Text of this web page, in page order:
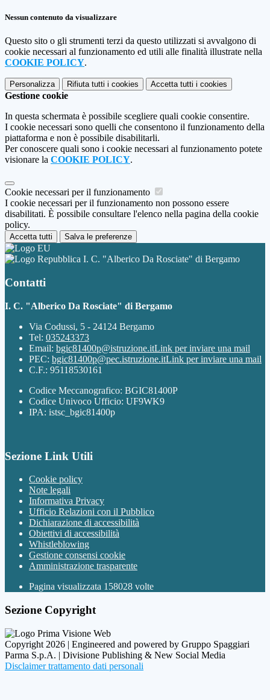
Nessun contenuto da visualizzare
Questo sito o gli strumenti terzi da questo utilizzati si avvalgono di
cookie necessari al funzionamento ed utili alle finalità illustrate nella
COOKIE POLICY.
Personalizza Rifiuta tutti i cookies Accetta tutti i cookies
Gestione cookie
In questa schermata è possibile scegliere quali cookie consentire.
I cookie necessari sono quelli che consentono il funzionamento della
piattaforma e non è possibile disabilitarli.
Per conoscere quali sono i cookie necessari al funzionamento potete
visionare la COOKIE POLICY.
Cookie necessari per il funzionamento
I cookie necessari per il funzionamento non possono essere
disabilitati. È possibile consultare l'elenco nella pagina della cookie
policy.
Accetta tutti Salva le preferenze
I. C. "Alberico Da Rosciate" di Bergamo
Contatti
I. C. "Alberico Da Rosciate" di Bergamo
Via Codussi, 5 - 24124 Bergamo
Tel: 035243373
Email: bgic81400p@istruzione.itLink per inviare una mail
PEC: bgic81400p@pec.istruzione.itLink per inviare una mail
C.F.: 95118530161
Codice Meccanografico: BGIC81400P
Codice Univoco Ufficio: UF9WK9
IPA: istsc_bgic81400p
Sezione Link Utili
Cookie policy
Note legali
Informativa Privacy
Ufficio Relazioni con il Pubblico
Dichiarazione di accessibilità
Obiettivi di accessibilità
Whistleblowing
Gestione consensi cookie
Amministrazione trasparente
Pagina visualizzata 158028 volte
Sezione Copyright
Copyright 2026 | Engineered and powered by Gruppo Spaggiari
Parma S.p.A. | Divisione Publishing & New Social Media
Disclaimer trattamento dati personali